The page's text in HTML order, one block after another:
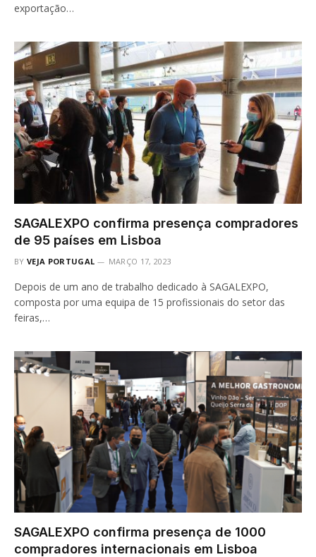
exportação…
SAGALEXPO confirma presença compradores
de 95 países em Lisboa
BY VEJA PORTUGAL MARÇO 17, 2023
Depois de um ano de trabalho dedicado à SAGALEXPO,
composta por uma equipa de 15 profissionais do setor das
feiras,…
SAGALEXPO confirma presença de 1000
compradores internacionais em Lisboa